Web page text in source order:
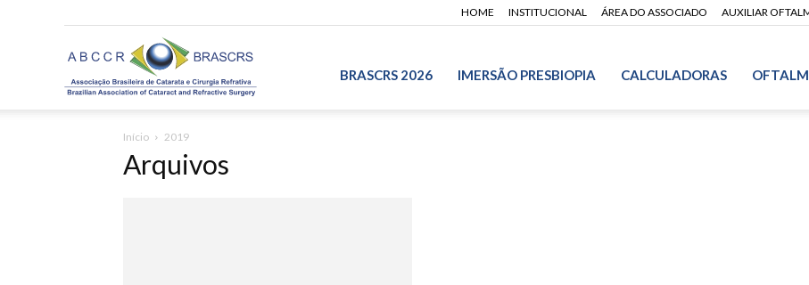
HOME INSTITUCIONAL ÁREA DO ASSOCIADO AUXILIAR
BRASCRS 2026 IMERSÃO PRESBIOPIA CALCULADORAS
Início 2019
Arquivos